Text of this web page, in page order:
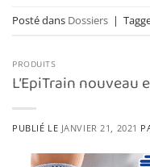
Posté dans Dossiers |
PRODUITS
L’EpiTrain nouveau
PUBLIÉ LE JANVIER 21, 2021